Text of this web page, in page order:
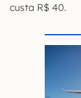
custa R$ 40.